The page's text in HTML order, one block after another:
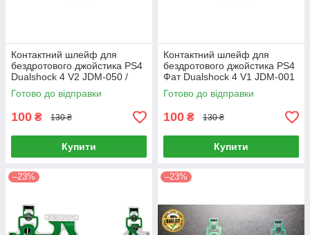
Контактний шлейф для
бездротового джойстика PS4
Dualshock 4 V2 JDM-050 /
JDM-055
Готово до відправки
100 ₴ 130 ₴
Купити
Контактний шлейф для
бездротового джойстика PS4
Фат Dualshock 4 V1 JDM-001
/ JDM-011
Готово до відправки
100 ₴ 130 ₴
Купити
–23% –23%